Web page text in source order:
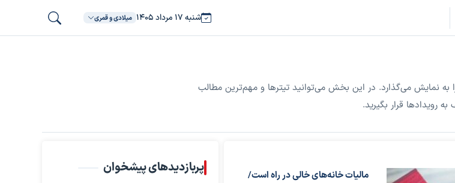
شنبه ۱۷ مرداد ۱۴۰۵ میلادی و قمری
به نمایش می‌گذارد. در این بخش می‌توانید تیترها و مهم‌ترین مطالب
رویدادها قرار بگیرید.
مالیات خانه‌های خالی در راه است/
پربازدیدهای پیشخوان